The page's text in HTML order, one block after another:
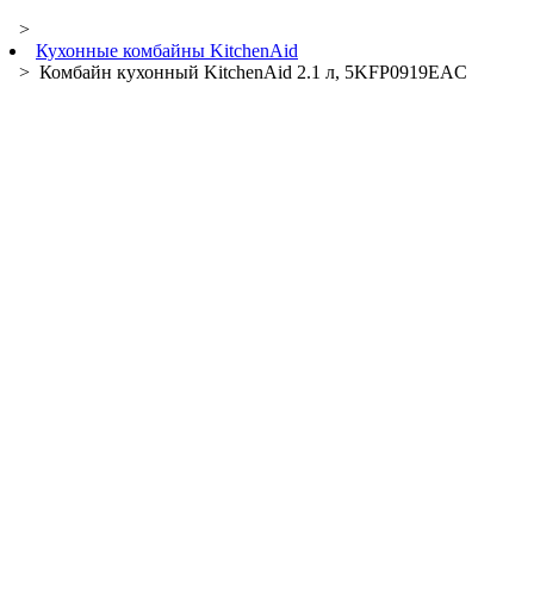
>
Кухонные комбайны KitchenAid
> Комбайн кухонный KitchenAid 2.1 л, 5KFP0919EAC